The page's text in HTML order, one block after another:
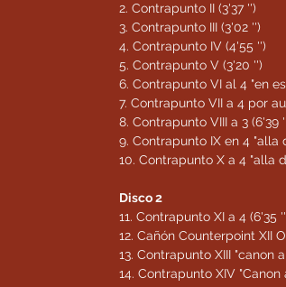
2. Contrapunto II (3'37 '')
3. Contrapunto III (3'02 '')
4. Contrapunto IV (4'55 '')
5. Contrapunto V (3'20 '')
6. Contrapunto VI al 4 "en
7. Contrapunto VII a 4 por
8. Contrapunto VIII a 3 (6'39
9. Contrapunto IX en 4 "alla
10. Contrapunto X a 4 "alla
Disco 2
11. Contrapunto XI a 4 (6'35
12. Cañón Counterpoint XII
13. Contrapunto XIII "canon
14. Contrapunto XIV